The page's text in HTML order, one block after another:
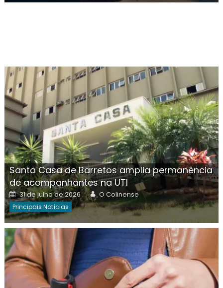
Santa Casa de Barretos amplia permanência
de acompanhantes na UTI
Posted
on
31 de julho de 2026 Author
O Colinense
Principais Notícias